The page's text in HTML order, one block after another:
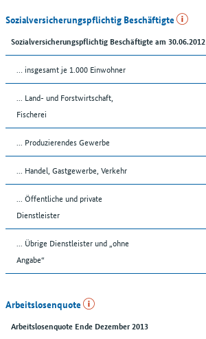
Sozialversicherungspflichtig Beschäftigte
Sozialversicherungspflichtig Beschäftigte am 30.06.2012
… insgesamt je 1.000 Einwohner
... Land- und Forstwirtschaft,
Fischerei
... Produzierendes Gewerbe
... Handel, Gastgewerbe, Verkehr
... Öffentliche und private
Dienstleister
... Übrige Dienstleister und „ohne
Angabe“
Arbeitslosenquote
Arbeitslosenquote Ende Dezember 2013